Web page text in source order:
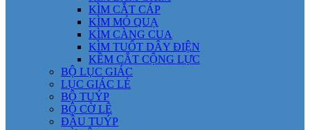
KÌM CẮT CÁP
KÌM MỎ QUẠ
KÌM CÀNG CUA
KÌM TUỐT DÂY ĐIỆN
KỀM CẮT CỘNG LỰC
BỘ LỤC GIÁC
LỤC GIÁC LẺ
BỘ TUÝP
BỘ CỜ LÊ
ĐẦU TUÝP